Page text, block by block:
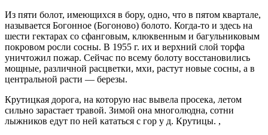
Из пяти болот, имеющихся в бору, одно, что в пятом квартале,
называется Богонное (Богоново) болото. Когда-то и здесь на
шести гектарах со сфанговым, клюквенным и багульниковым
покровом росли сосны. В 1955 г. их и верхний слой торфа
уничтожил пожар. Сейчас по всему болоту восстановились
мощные, различной расцветки, мхи, растут новые сосны, а в
центральной расти — березы.
Крутицкая дорога, на которую нас вывела просека, летом
сильно зарастает травой. Зимой она многолюдна, сотни
лыжников едут по ней кататься с гор у д. Крутицы. ,